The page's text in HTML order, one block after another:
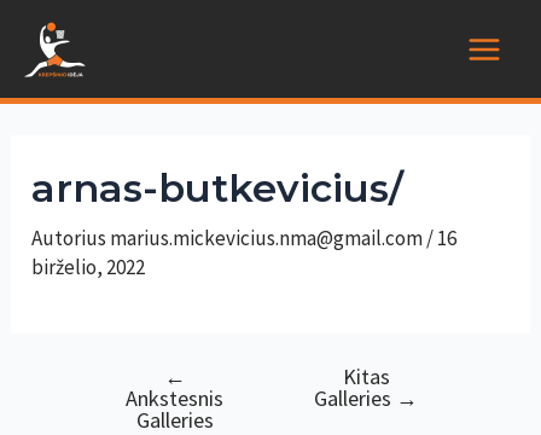
turinio
arnas-butkevicius/
Autorius marius.mickevicius.nma@gmail.com/16
birželio, 2022
←
Ankstesnis
Galleries
Kitas
Galleries →